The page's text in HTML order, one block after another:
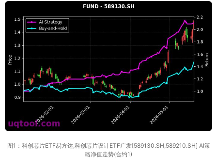
图1：科创芯片ETF易方达,科创芯片设计ETF广发[589130.SH,589210.SH] AI策
略净值走势(合约1)